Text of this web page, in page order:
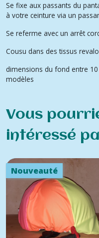
Se fixe aux passants du
à votre ceinture via un
Se referme avec un arrêt
Cousu dans des tissus
dimensions du fond entre
modèles
Vous
intéressé
Nouveauté